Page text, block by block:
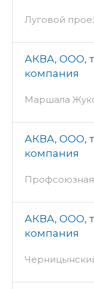
Луговой
АКВА, ООО,
компания
Маршала
АКВА, ООО,
компания
АКВА, ООО,
компания